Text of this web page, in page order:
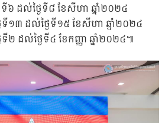
ៃទី៦ ដល់ថ្ងៃទី៨ ខែសីហា ឆ្នាំ២០២៤
ទី១៣ ដល់ថ្ងៃទី១៥ ខែសីហា ឆ្នាំ២០២៤
ទី២ ដល់ថ្ងៃទី៤ ខែកញ្ញា ឆ្នាំ២០២៤៕